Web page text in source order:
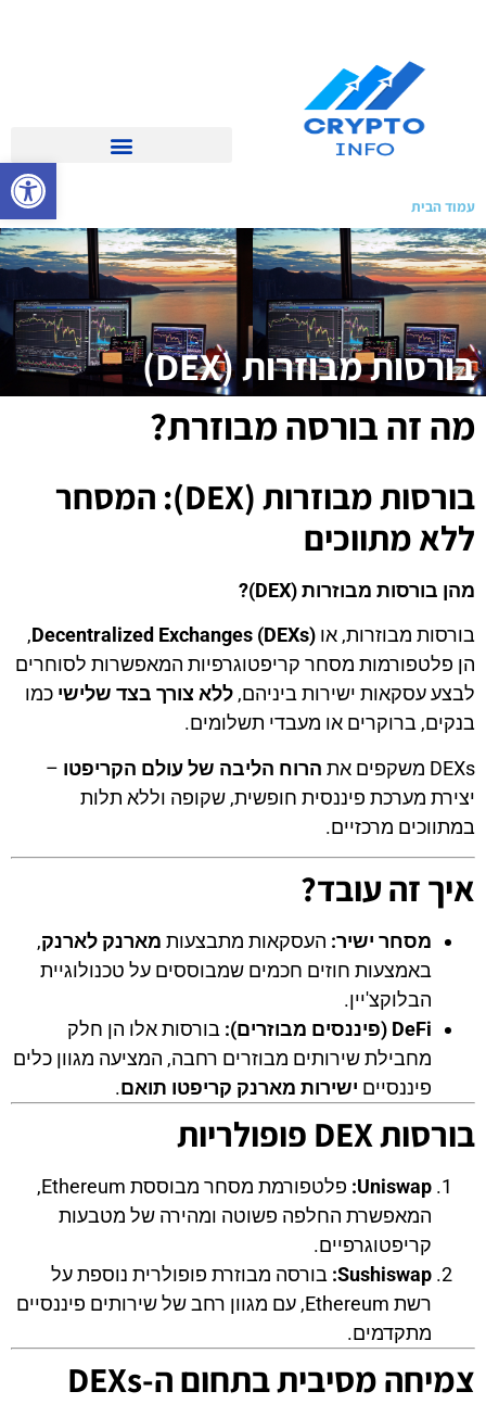
פתח
עמוד הבית
בורסות מבוזרות (DEX)
מה זה בורסה מבוזרת?
בורסות מבוזרות (DEX): המסחר
ללא מתווכים
מהן בורסות מבוזרות (DEX)?
בורסות מבוזרות, או Decentralized Exchanges (DEXs)
,
הן פלטפורמות מסחר קריפטוגרפיות המאפשרות לסוחרים
לבצע עסקאות ישירות ביניהם, ללא צורך בצד שלישי כמו
בנקים, ברוקרים או מעבדי תשלומים.
DEXs משקפים את
הרוח הליבה של עולם הקריפטו –
יצירת מערכת פיננסית חופשית, שקופה וללא תלות
במתווכים מרכזיים.
איך זה עובד?
מסחר ישיר: העסקאות מתבצעות מארנק לארנק,
באמצעות חוזים חכמים שמבוססים על טכנולוגיית
הבלוקצ'יין.
DeFi (פיננסים מבוזרים):
בורסות אלו הן חלק
מחבילת שירותים מבוזרים רחבה, המציעה מגוון כלים
פיננסיים ישירות מארנק קריפטו תואם.
בורסות DEX פופולריות
Uniswap:
פלטפורמת מסחר מבוססת Ethereum,
המאפשרת החלפה פשוטה ומהירה של מטבעות
קריפטוגרפיים.
Sushiswap: בורסה מבוזרת פופולרית נוספת על
רשת Ethereum, עם מגוון רחב של שירותים פיננסיים
מתקדמים.
צמיחה מסיבית בתחום ה-DEXs